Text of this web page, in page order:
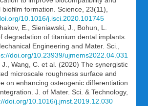
formation. Science, 23(11),
10.1016/j.isci.2020.101745
E., Sieniawski, J., Bohun, L.
degradation of titanium dental implants.
Engineering and Mater. Sci.,
doi.org/10.23939/ujmems2022.04.031
Wang, C. et al. (2020) The synergistic
microscale roughness surface and
on enhancing osteogenic differentiation
J. of Mater. Sci. & Technology,
doi.org/10.1016/j.jmst.2019.12.030